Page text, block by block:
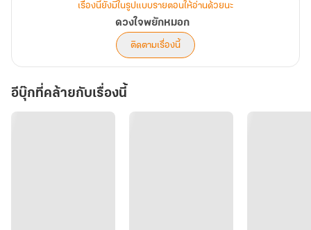
เรื่องนี้ยังมีในรูปแบบรายตอนให้อ่านด้วยนะ
ดวงใจพยักหมอก
ติดตามเรื่องนี้
อีบุ๊กที่คล้ายกับเรื่องนี้